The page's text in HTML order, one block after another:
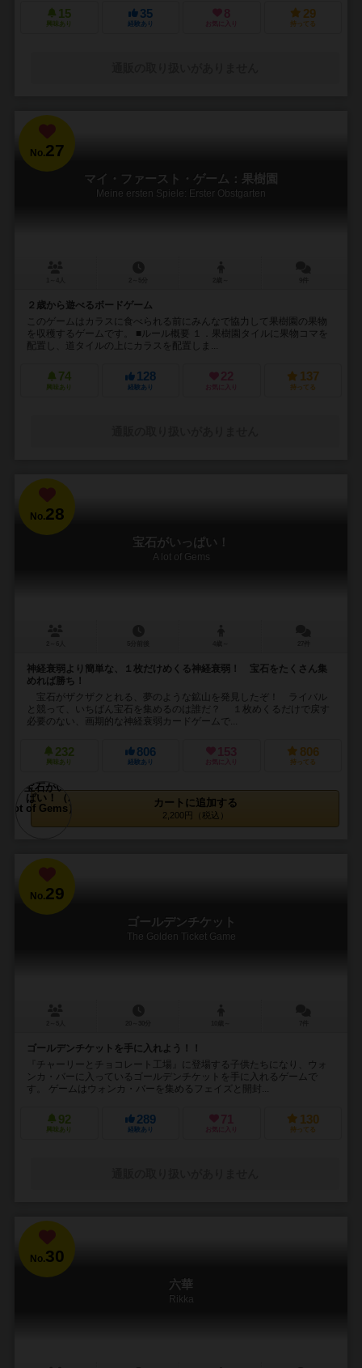
15
興味あり
35
経験あり
8
お気に入り
29
持ってる
No.27
マイ・ファースト・ゲーム：果樹園
Meine ersten Spiele: Erster Obstgarten
２歳から遊べるボードゲーム
このゲームはカラスに食べられる前にみんなで協力して果樹園の果物
を収穫するゲームです。 ■ルール概要 １．果樹園タイルに果物コマを
配置し、道タイルの上にカラスを配置しま...
74
興味あり
128
経験あり
22
お気に入り
137
持ってる
No.28
宝石がいっぱい！
A lot of Gems
神経衰弱より簡単な、１枚だけめくる神経衰弱！ 宝石をたくさん集
めれば勝ち！
宝石がザクザクとれる、夢のような鉱山を発見したぞ！ ライバル
と競って、いちばん宝石を集めるのは誰だ？ １枚めくるだけで戻す
必要のない、画期的な神経衰弱カードゲームで...
232
興味あり
806
経験あり
153
お気に入り
806
持ってる
カートに追加する
2,200円（税込）
No.29
ゴールデンチケット
The Golden Ticket Game
ゴールデンチケットを手に入れよう！！
『チャーリーとチョコレート工場』に登場する子供たちになり、ウォ
ンカ・バーに入っているゴールデンチケットを手に入れるゲームで
す。 ゲームはウォンカ・バーを集めるフェイズと開封...
92
興味あり
289
経験あり
71
お気に入り
130
持ってる
No.30
六華
Rikka